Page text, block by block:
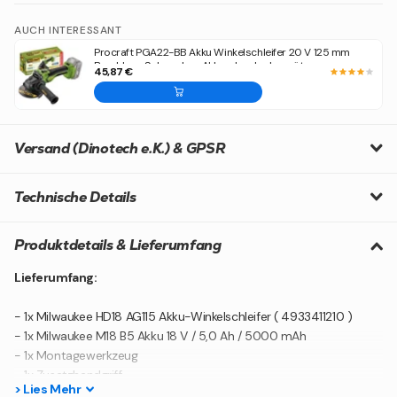
AUCH INTERESSANT
Procraft PGA22-BB Akku Winkelschleifer 20 V 125 mm
Brushless Solo - ohne Akku, ohne Ladegerät
45,87 €
Versand (Dinotech e.K.) & GPSR
Technische Details
Produktdetails & Lieferumfang
Lieferumfang:
- 1x Milwaukee HD18 AG115 Akku-Winkelschleifer ( 4933411210 )
- 1x Milwaukee M18 B5 Akku 18 V / 5,0 Ah / 5000 mAh
- 1x Montagewerkzeug
- 1x Zusatzhandgriff
> Lies Mehr